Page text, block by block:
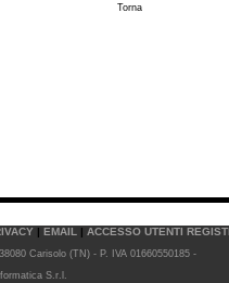
Torna
| EMAIL | ACCESSO UTENTI
Carisolo (TN) - P. IVA 01660550185 -
S.r.l.